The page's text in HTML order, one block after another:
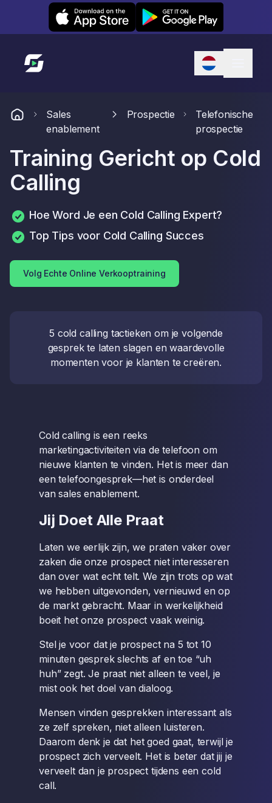
Leexi on iOS Leexi on Android
Link naar startpagina
Sales
enablement
Prospectie
Telefonische
prospectie
Training Gericht op Cold
Calling
Hoe Word Je een Cold Calling Expert?
Top Tips voor Cold Calling Succes
Volg Echte Online Verkooptraining
5 cold calling tactieken om je volgende
gesprek te laten slagen en waardevolle
momenten voor je klanten te creëren.
Cold calling is een reeks
marketingactiviteiten via de telefoon om
nieuwe klanten te vinden. Het is meer dan
een telefoongesprek—het is onderdeel
van sales enablement.
Jij Doet Alle Praat
Laten we eerlijk zijn, we praten vaker over
zaken die onze prospect niet interesseren
dan over wat echt telt. We zijn trots op wat
we hebben uitgevonden, vernieuwd en op
de markt gebracht. Maar in werkelijkheid
boeit het onze prospect vaak weinig.
Stel je voor dat je prospect na 5 tot 10
minuten gesprek slechts af en toe “uh
huh” zegt. Je praat niet alleen te veel, je
mist ook het doel van dialoog.
Mensen vinden gesprekken interessant als
ze zelf spreken, niet alleen luisteren.
Daarom denk je dat het goed gaat, terwijl je
prospect zich verveelt. Het is beter dat jij je
verveelt dan je prospect tijdens een cold
call.